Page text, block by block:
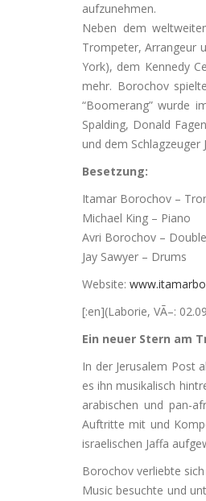
aufzunehmen.
Neben dem
Trompeter, Arrangeur
York), dem Kennedy
mehr. Borochov
“Boomerang” wurde
Spalding, Donald
und dem Schlagzeuger
Besetzung:
Itamar Borochov –
Michael King – Piano
Avri Borochov –
Jay Sawyer – Drums
Website:
[:en](Laborie, VÃ–:
Ein neuer Stern am
In der Jerusalem Post
es ihn musikalisch
arabischen und pan-
Auftritte mit und
israelischen Jaffa
Borochov verliebte
Music besuchte und